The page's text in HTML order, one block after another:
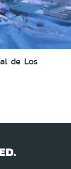
de Los